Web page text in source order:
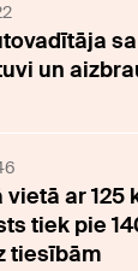
un
vietā ar 125
tiek pie
tiesībām